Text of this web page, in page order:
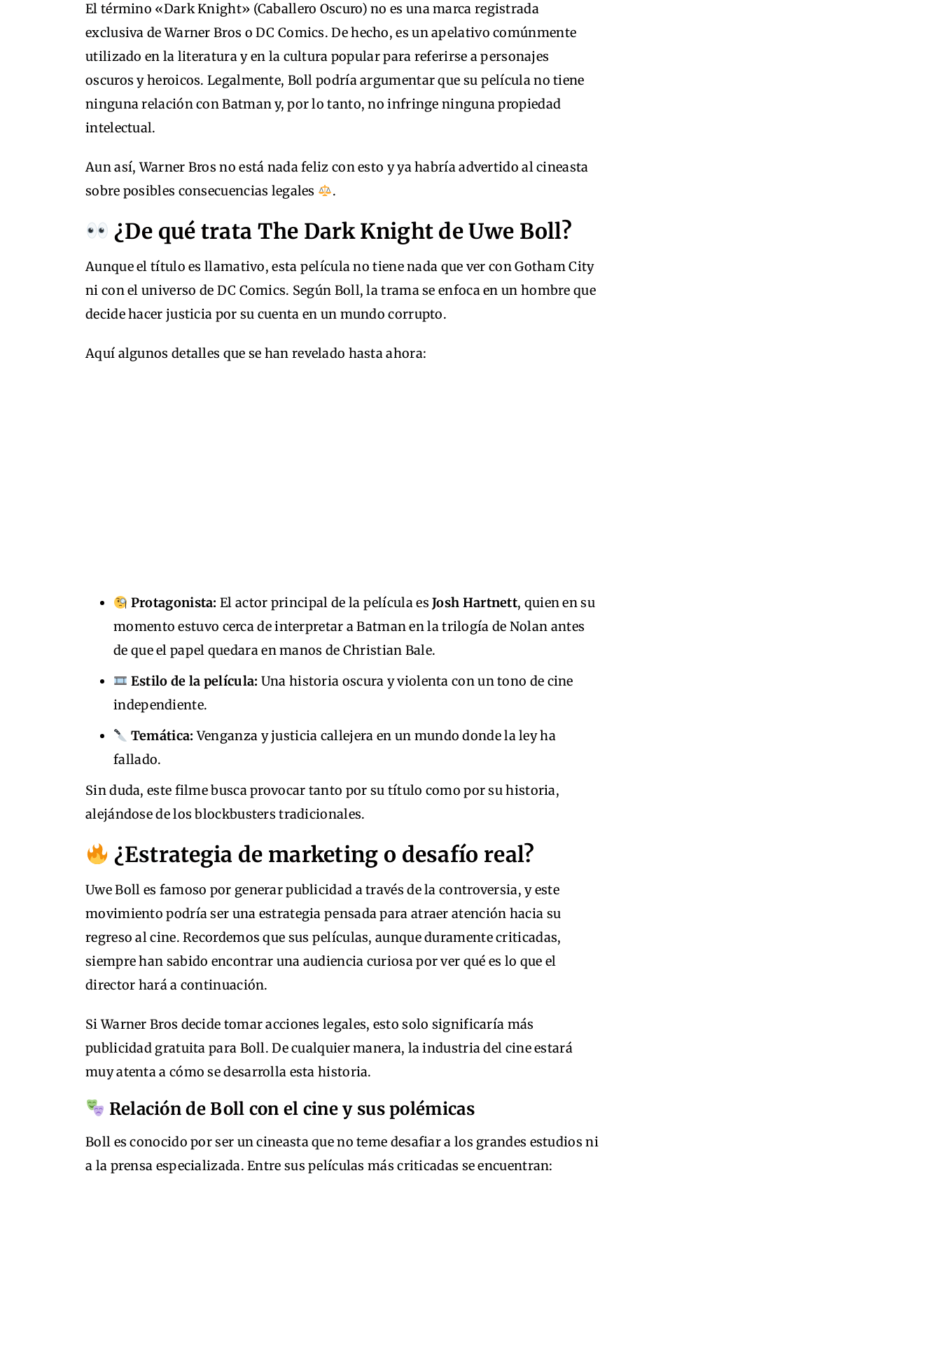
El término «Dark Knight» (Caballero Oscuro) no es una marca registrada
exclusiva de Warner Bros o DC Comics. De hecho, es un apelativo comúnmente
utilizado en la literatura y en la cultura popular para referirse a personajes
oscuros y heroicos. Legalmente, Boll podría argumentar que su película no tiene
ninguna relación con Batman y, por lo tanto, no infringe ninguna propiedad
intelectual.
Aun así, Warner Bros no está nada feliz con esto y ya habría advertido al cineasta
sobre posibles consecuencias legales
.
¿De qué trata The Dark Knight de Uwe Boll?
Aunque el título es llamativo, esta película no tiene nada que ver con Gotham City
ni con el universo de DC Comics. Según Boll, la trama se enfoca en un hombre que
decide hacer justicia por su cuenta en un mundo corrupto.
Aquí algunos detalles que se han revelado hasta ahora:
Protagonista: El actor principal de la película esJosh Hartnett, quien en su
momento estuvo cerca de interpretar a Batman en la trilogía de Nolan antes
de que el papel quedara en manos de Christian Bale.
Estilo de la película: Una historia oscura y violenta con un tono de cine
independiente.
Temática: Venganza y justicia callejera en un mundo donde la ley ha
fallado.
Sin duda, este filme busca provocar tanto por su título como por su historia,
alejándose de los blockbusters tradicionales.
¿Estrategia de marketing o desafío real?
Uwe Boll es famoso por generar publicidad a través de la controversia, y este
movimiento podría ser una estrategia pensada para atraer atención hacia su
regreso al cine. Recordemos que sus películas, aunque duramente criticadas,
siempre han sabido encontrar una audiencia curiosa por ver qué es lo que el
director hará a continuación.
Si Warner Bros decide tomar acciones legales, esto solo significaría más
publicidad gratuita para Boll. De cualquier manera, la industria del cine estará
muy atenta a cómo se desarrolla esta historia.
Relación de Boll con el cine y sus polémicas
Boll es conocido por ser un cineasta que no teme desafiar a los grandes estudios ni
a la prensa especializada. Entre sus películas más criticadas se encuentran: